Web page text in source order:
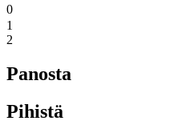
0
1
2
Panosta
Pihistä